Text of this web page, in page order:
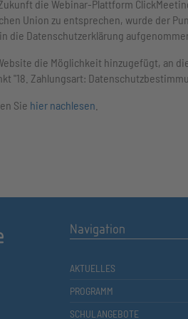
die Webinar-Plattform
Union zu entsprechen, wurde der
die Datenschutzerklärung
die Möglichkeit hinzugefügt, an
"18. Zahlungsart:
Sie hier nachlesen
Navigation
AKTUELLES
PROGRAMM
SCHULANGEBOTE